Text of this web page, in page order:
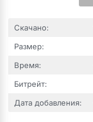
Скачано:
Размер:
Время:
Битрейт:
Дата добавления: